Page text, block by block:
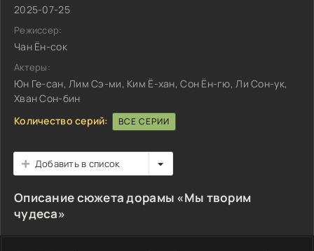
2025-07-25
Режиссер:
Чан Ён-сок
Актеры:
Юн Ге-сан, Лим Сэ-ми, Ким Ё-хан, Сон Ён-гю, Ли Сон-ук,
Хван Сон-бин
Количество серий:
ВСЕ СЕРИИ
Добавить в список
Описание сюжета дорамы «Мы творим
чудеса»